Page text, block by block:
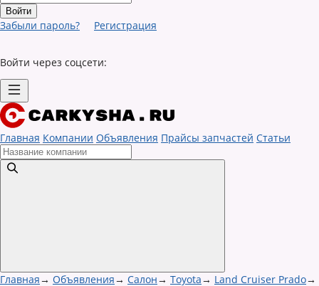
Забыли пароль? Регистрация
Войти через соцсети:
Главная Компании Объявления Прайсы запчастей Статьи
Главная→ Объявления→ Салон→ Toyota→ Land Cruiser Prado→